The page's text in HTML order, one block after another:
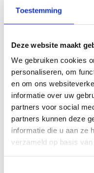
Toestemming
Deze website maakt
We gebruiken cookies
personaliseren, om
en om ons
informatie over uw
partners voor social
partners kunnen deze
informatie die u aan ze
verzameld op basis
slecht
FYSIEKE INSPANNING
licht zwaar
TECHNISCHE